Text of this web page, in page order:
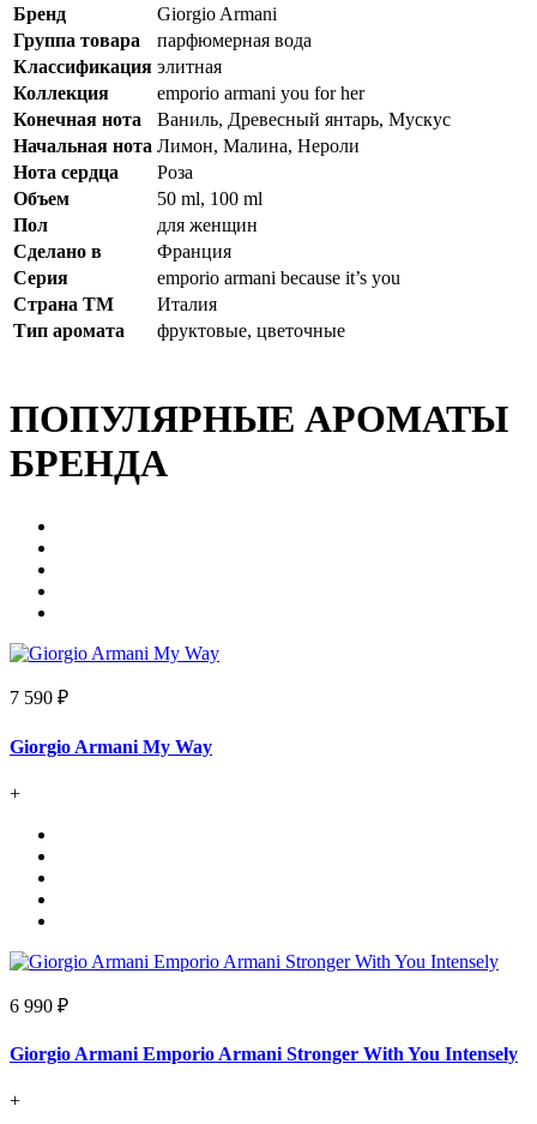
Бренд
Giorgio Armani
Группа товара
парфюмерная вода
Классификация элитная
Коллекция
emporio armani you for her
Конечная нота
Ваниль, Древесный янтарь, Мускус
Начальная нота Лимон, Малина, Нероли
Нота сердца
Роза
Объем
50 ml, 100 ml
Пол
для женщин
Сделано в
Франция
Серия
emporio armani because it’s you
Страна ТМ
Италия
Тип аромата
фруктовые, цветочные
ПОПУЛЯРНЫЕ АРОМАТЫ
БРЕНДА
7 590 ₽
Giorgio Armani My Way
+
6 990 ₽
Giorgio Armani Emporio Armani Stronger With You Intensely
+